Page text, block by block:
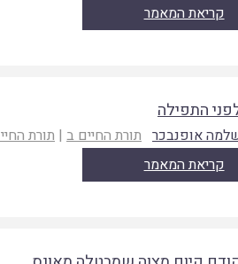
קריאת המאמר
התפילה
אופנבכר תורת החיים ב | תורת
קריאת המאמר